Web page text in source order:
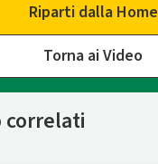
Riparti dalla Home
Torna ai Video